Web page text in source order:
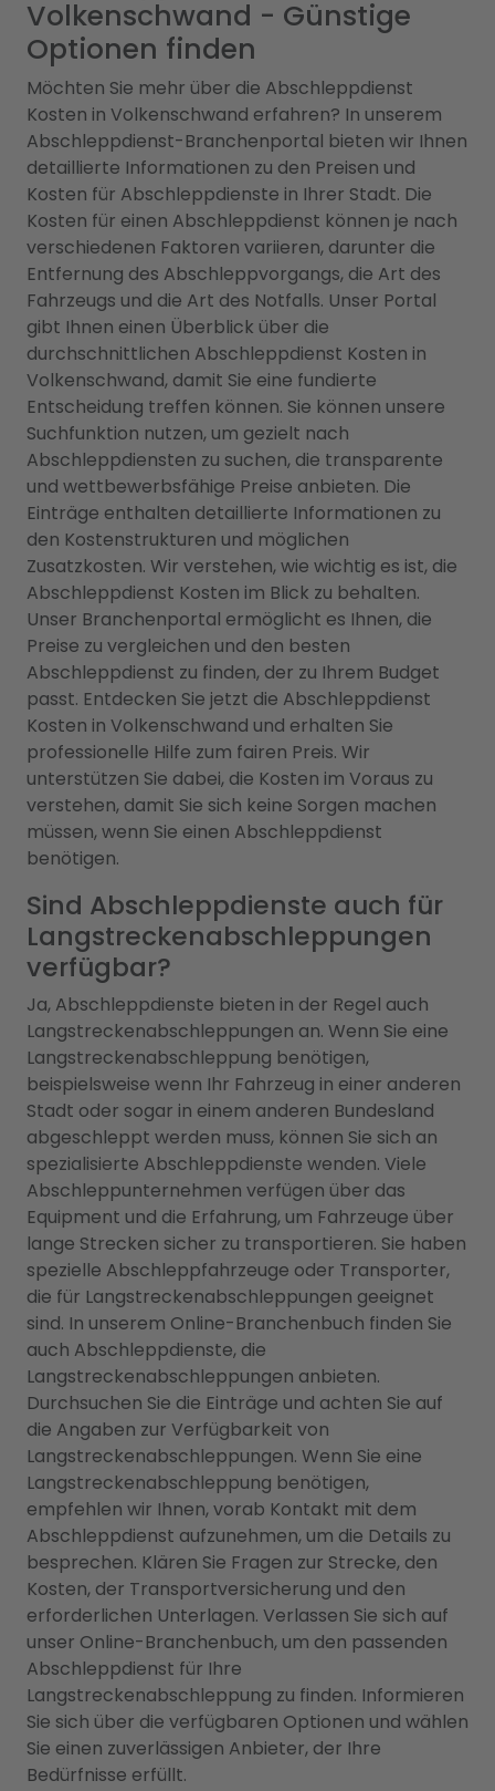
Volkenschwand - Günstige
Optionen finden
Möchten Sie mehr über die Abschleppdienst
Kosten in Volkenschwand erfahren? In unserem
Abschleppdienst-Branchenportal bieten wir Ihnen
detaillierte Informationen zu den Preisen und
Kosten für Abschleppdienste in Ihrer Stadt. Die
Kosten für einen Abschleppdienst können je nach
verschiedenen Faktoren variieren, darunter die
Entfernung des Abschleppvorgangs, die Art des
Fahrzeugs und die Art des Notfalls. Unser Portal
gibt Ihnen einen Überblick über die
durchschnittlichen Abschleppdienst Kosten in
Volkenschwand, damit Sie eine fundierte
Entscheidung treffen können. Sie können unsere
Suchfunktion nutzen, um gezielt nach
Abschleppdiensten zu suchen, die transparente
und wettbewerbsfähige Preise anbieten. Die
Einträge enthalten detaillierte Informationen zu
den Kostenstrukturen und möglichen
Zusatzkosten. Wir verstehen, wie wichtig es ist, die
Abschleppdienst Kosten im Blick zu behalten.
Unser Branchenportal ermöglicht es Ihnen, die
Preise zu vergleichen und den besten
Abschleppdienst zu finden, der zu Ihrem Budget
passt. Entdecken Sie jetzt die Abschleppdienst
Kosten in Volkenschwand und erhalten Sie
professionelle Hilfe zum fairen Preis. Wir
unterstützen Sie dabei, die Kosten im Voraus zu
verstehen, damit Sie sich keine Sorgen machen
müssen, wenn Sie einen Abschleppdienst
benötigen.
Sind Abschleppdienste auch für
Langstreckenabschleppungen
verfügbar?
Ja, Abschleppdienste bieten in der Regel auch
Langstreckenabschleppungen an. Wenn Sie eine
Langstreckenabschleppung benötigen,
beispielsweise wenn Ihr Fahrzeug in einer anderen
Stadt oder sogar in einem anderen Bundesland
abgeschleppt werden muss, können Sie sich an
spezialisierte Abschleppdienste wenden. Viele
Abschleppunternehmen verfügen über das
Equipment und die Erfahrung, um Fahrzeuge über
lange Strecken sicher zu transportieren. Sie haben
spezielle Abschleppfahrzeuge oder Transporter,
die für Langstreckenabschleppungen geeignet
sind. In unserem Online-Branchenbuch finden Sie
auch Abschleppdienste, die
Langstreckenabschleppungen anbieten.
Durchsuchen Sie die Einträge und achten Sie auf
die Angaben zur Verfügbarkeit von
Langstreckenabschleppungen. Wenn Sie eine
Langstreckenabschleppung benötigen,
empfehlen wir Ihnen, vorab Kontakt mit dem
Abschleppdienst aufzunehmen, um die Details zu
besprechen. Klären Sie Fragen zur Strecke, den
Kosten, der Transportversicherung und den
erforderlichen Unterlagen. Verlassen Sie sich auf
unser Online-Branchenbuch, um den passenden
Abschleppdienst für Ihre
Langstreckenabschleppung zu finden. Informieren
Sie sich über die verfügbaren Optionen und wählen
Sie einen zuverlässigen Anbieter, der Ihre
Bedürfnisse erfüllt.